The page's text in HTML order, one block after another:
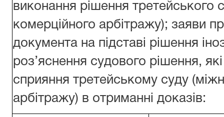
виконання рішення третейського
комерційного арбітражу); заяви
документа на підставі рішення
роз’яснення судового рішення,
сприяння третейському суду
арбітражу) в отриманні доказів: